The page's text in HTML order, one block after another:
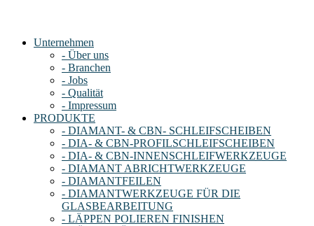
Unternehmen
- Über uns
- Branchen
- Jobs
- Qualität
- Impressum
PRODUKTE
- DIAMANT- & CBN- SCHLEIFSCHEIBEN
- DIA- & CBN-PROFILSCHLEIFSCHEIBEN
- DIA- & CBN-INNENSCHLEIFWERKZEUGE
- DIAMANT ABRICHTWERKZEUGE
- DIAMANTFEILEN
- DIAMANTWERKZEUGE FÜR DIE
GLASBEARBEITUNG
- LÄPPEN POLIEREN FINISHEN